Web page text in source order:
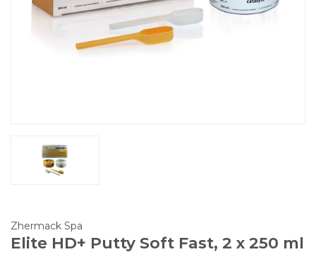
Zhermack Spa
Elite HD+ Putty Soft Fast, 2 x 250 ml